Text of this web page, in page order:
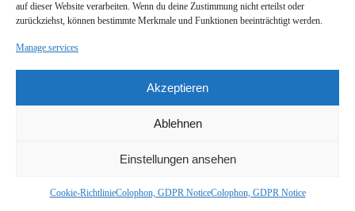
auf dieser Website verarbeiten. Wenn du deine Zustimmung nicht erteilst oder
zurückziehst, können bestimmte Merkmale und Funktionen beeinträchtigt werden.
Manage services
Akzeptieren
Ablehnen
Einstellungen ansehen
Cookie-RichtlinieColophon, GDPR NoticeColophon, GDPR Notice
1/10
TitleVERWANDLUNGSMÖBEL
2021
Röntgenmuseum Neuwied
Ani Schulze, Christoph Westermeier
The exhibition deals with the creative impulse of the furniture designer
David Roentgen by questioning artistic production, zeitgeist and design.
merge and create a constantly transforming archeology of the present.